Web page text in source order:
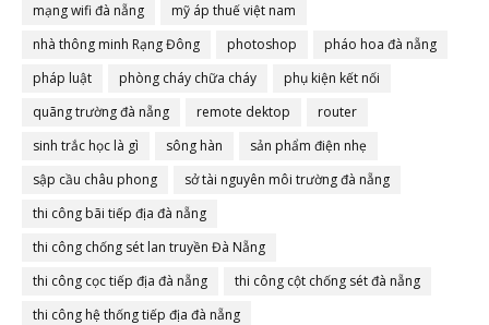
mạng wifi đà nẵng
mỹ áp thuế việt nam
nhà thông minh Rạng Đông
photoshop
pháo hoa đà nẵng
pháp luật
phòng cháy chữa cháy
phụ kiện kết nối
quãng trường đà nẵng
remote dektop
router
sinh trắc học là gì
sông hàn
sản phẩm điện nhẹ
sập cầu châu phong
sở tài nguyên môi trường đà nẵng
thi công bãi tiếp địa đà nẵng
thi công chống sét lan truyền Đà Nẵng
thi công cọc tiếp địa đà nẵng
thi công cột chống sét đà nẵng
thi công hệ thống tiếp địa đà nẵng